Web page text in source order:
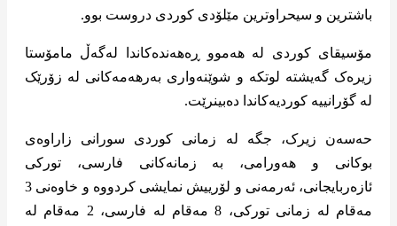
باشترین و سیحراوترین مێلۆدی کوردی دروست بوو.
مۆسیقای کوردی لە هەموو ڕەهەندەکاندا لەگەڵ مامۆستا
زیرەک گەیشتە لوتکە و شوێنەواری بەرهەمەکانی لە زۆرێک
لە گۆرانییە کوردیەکاندا دەبینرێت.
حەسەن زیرک، جگە لە زمانی کوردی سورانی زاراوەی
بوکانی و هەورامی، بە زمانەکانی فارسی، تورکی
ئازەربایجانی، ئەرمەنی و لۆرییش نمایشی کردووە و خاوەنی 3
مەقام لە زمانی تورکی، 8 مەقام لە فارسی، 2 مەقام لە